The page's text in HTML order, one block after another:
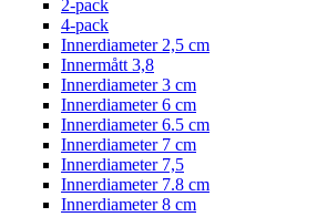
2-pack
4-pack
Innerdiameter 2,5 cm
Innermått 3,8
Innerdiameter 3 cm
Innerdiameter 6 cm
Innerdiameter 6.5 cm
Innerdiameter 7 cm
Innerdiameter 7,5
Innerdiameter 7.8 cm
Innerdiameter 8 cm